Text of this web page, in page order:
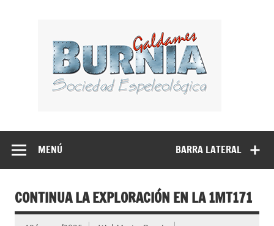
Espeleología Caving Encartaciones Bizkaia Galdames
Turtziotz -Trucios Karrantza – Carranza. Cueva, sima,
Leize, Kobazulo, CaveBARRA LATERAL
MENÚ
CONTINUA LA EXPLORACIÓN EN LA 1MT171